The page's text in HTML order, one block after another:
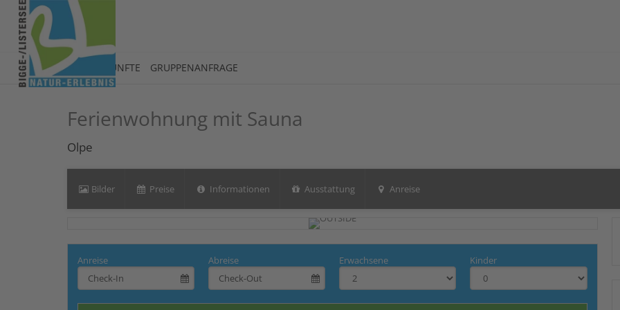
UNTERKÜNFTE GRUPPENANFRAGE
Ferienwohnung mit Sauna
Olpe
Bilder Preise Informationen Ausstattung Anreise
Anreise Abreise Erwachsene Kinder